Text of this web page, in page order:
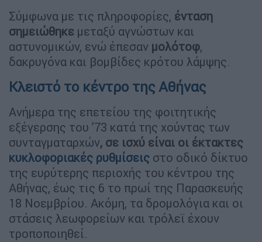
Σύμφωνα με τις πληροφορίες, ένταση
σημειώθηκε μεταξύ αγνώστων και
αστυνομικών, ενώ έπεσαν μολότοφ,
δακρυγόνα και βομβίδες κρότου λάμψης.
Κλειστό το κέντρο της Αθήνας
Ανήμερα της επετείου της φοιτητικής
εξέγερσης του ’73 κατά της χούντας των
συνταγματαρχών, σε ισχύ είναι οι έκτακτες
κυκλοφοριακές ρυθμίσεις στο οδικό δίκτυο
της ευρύτερης περιοχής του κέντρου της
Αθήνας, έως τις 6 το πρωί της Παρασκευής
18 Νοεμβρίου. Ακόμη, τα δρομολόγια και οι
στάσεις λεωφορείων και τρόλεϊ έχουν
τροποποιηθεί.